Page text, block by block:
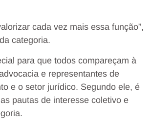
cada vez mais essa função”,
categoria.
para que todos compareçam à
e representantes de
e o setor jurídico. Segundo ele, é
pautas de interesse coletivo e